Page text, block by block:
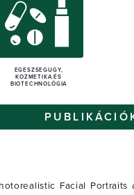
EGÉSZSÉGÜGY,
KOZMETIKA ÉS
BIOTECHNOLÓGIA
Facial Portraits